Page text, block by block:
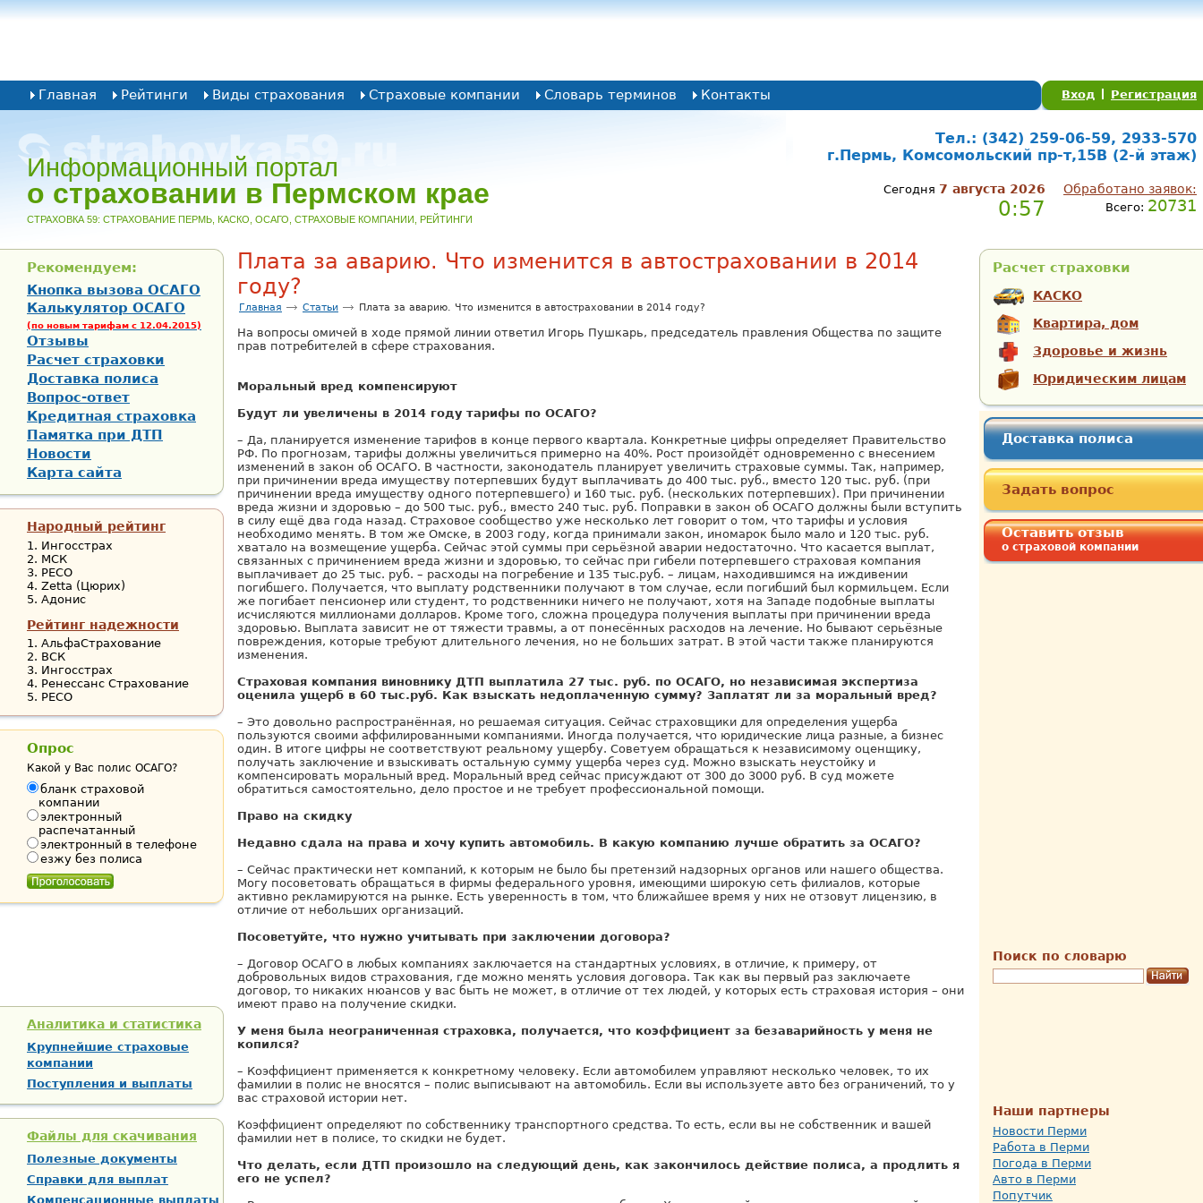
Информационный портал
о страховании в Пермском крае
CТРАХОВКА 59: СТРАХОВАНИЕ ПЕРМЬ, КАСКО, ОСАГО, СТРАХОВЫЕ КОМПАНИИ, РЕЙТИНГИ
Тел.: (342) 259-06-59, 2933-570
г.Пермь, Комсомольский пр-т,15В (2-й этаж)
Обработано заявок:
Всего: 20731
Сегодня 7 августа 2026
0:57
Вход Регистрация
Главная Рейтинги Виды страхования Страховые компании Словарь терминов Контакты
Расчет страховки
КАСКО
Квартира, дом
Здоровье и жизнь
Юридическим лицам
Доставка полиса
Задать вопрос
Оставить отзыв
о страховой компании
Поиск по словарю
Наши партнеры
Новости Перми
Работа в Перми
Погода в Перми
Авто в Перми
Попутчик
Плата за аварию. Что изменится в автостраховании в 2014
году?
Главная Статьи Плата за аварию. Что изменится в автостраховании в 2014 году?
На вопросы омичей в ходе прямой линии ответил Игорь Пушкарь, председатель правления Общества по защите
прав потребителей в сфере страхования.
Моральный вред компенсируют
Будут ли увеличены в 2014 году тарифы по ОСАГО?
– Да, планируется изменение тарифов в конце первого квартала. Конкретные цифры определяет Правительство
РФ. По прогнозам, тарифы должны увеличиться примерно на 40%. Рост произойдёт одновременно с внесением
изменений в закон об ОСАГО. В частности, законодатель планирует увеличить страховые суммы. Так, например,
при причинении вреда имуществу потерпевших будут выплачивать до 400 тыс. руб., вместо 120 тыс. руб. (при
причинении вреда имуществу одного потерпевшего) и 160 тыс. руб. (нескольких потерпевших). При причинении
вреда жизни и здоровью – до 500 тыс. руб., вместо 240 тыс. руб. Поправки в закон об ОСАГО должны были вступить
в силу ещё два года назад. Страховое сообщество уже несколько лет говорит о том, что тарифы и условия
необходимо менять. В том же Омске, в 2003 году, когда принимали закон, иномарок было мало и 120 тыс. руб.
хватало на возмещение ущерба. Сейчас этой суммы при серьёзной аварии недостаточно. Что касается выплат,
связанных с причинением вреда жизни и здоровью, то сейчас при гибели потерпевшего страховая компания
выплачивает до 25 тыс. руб. – расходы на погребение и 135 тыс.руб. – лицам, находившимся на иждивении
погибшего. Получается, что выплату родственники получают в том случае, если погибший был кормильцем. Если
же погибает пенсионер или студент, то родственники ничего не получают, хотя на Западе подобные выплаты
исчисляются миллионами долларов. Кроме того, сложна процедура получения выплаты при причинении вреда
здоровью. Выплата зависит не от тяжести травмы, а от понесённых расходов на лечение. Но бывают серьёзные
повреждения, которые требуют длительного лечения, но не больших затрат. В этой части также планируются
изменения.
Страховая компания виновнику ДТП выплатила 27 тыс. руб. по ОСАГО, но независимая экспертиза
оценила ущерб в 60 тыс.руб. Как взыскать недоплаченную сумму? Заплатят ли за моральный вред?
– Это довольно распространённая, но решаемая ситуация. Сейчас страховщики для определения ущерба
пользуются своими аффилированными компаниями. Иногда получается, что юридические лица разные, а бизнес
один. В итоге цифры не соответствуют реальному ущербу. Советуем обращаться к независимому оценщику,
получать заключение и взыскивать остальную сумму ущерба через суд. Можно взыскать неустойку и
компенсировать моральный вред. Моральный вред сейчас присуждают от 300 до 3000 руб. В суд можете
обратиться самостоятельно, дело простое и не требует профессиональной помощи.
Право на скидку
Недавно сдала на права и хочу купить автомобиль. В какую компанию лучше обратить за ОСАГО?
– Сейчас практически нет компаний, к которым не было бы претензий надзорных органов или нашего общества.
Могу посоветовать обращаться в фирмы федерального уровня, имеющими широкую сеть филиалов, которые
активно рекламируются на рынке. Есть уверенность в том, что ближайшее время у них не отзовут лицензию, в
отличие от небольших организаций.
Посоветуйте, что нужно учитывать при заключении договора?
– Договор ОСАГО в любых компаниях заключается на стандартных условиях, в отличие, к примеру, от
добровольных видов страхования, где можно менять условия договора. Так как вы первый раз заключаете
договор, то никаких нюансов у вас быть не может, в отличие от тех людей, у которых есть страховая история – они
имеют право на получение скидки.
У меня была неограниченная страховка, получается, что коэффициент за безаварийность у меня не
копился?
– Коэффициент применяется к конкретному человеку. Если автомобилем управляют несколько человек, то их
фамилии в полис не вносятся – полис выписывают на автомобиль. Если вы используете авто без ограничений, то у
вас страховой истории нет.
Коэффициент определяют по собственнику транспортного средства. То есть, если вы не собственник и вашей
фамилии нет в полисе, то скидки не будет.
Что делать, если ДТП произошло на следующий день, как закончилось действие полиса, а продлить я
его не успел?
Рекомендуем:
Кнопка вызова ОСАГО
Калькулятор ОСАГО
(по новым тарифам с 12.04.2015)
Отзывы
Расчет страховки
Доставка полиса
Вопрос-ответ
Кредитная страховка
Памятка при ДТП
Новости
Карта сайта
Народный рейтинг
Ингосстрах
МСК
РЕСО
Zetta (Цюрих)
Адонис
Рейтинг надежности
АльфаСтрахование
ВСК
Ингосстрах
Ренессанс Страхование
РЕСО
Опрос
Какой у Вас полис ОСАГО?
бланк страховой
компании
электронный
распечатанный
электронный в телефоне
езжу без полиса
Аналитика и статистика
Крупнейшие страховые
компании
Поступления и выплаты
Файлы для скачивания
Полезные документы
Справки для выплат
Компенсационные выплаты